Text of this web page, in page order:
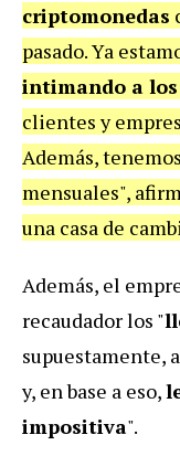
criptomonedas
pasado. Ya
intimando a los
clientes y
Además,
mensuales",
una casa de
Además, el
recaudador los "
supuestamente,
y, en base a eso,
impositiva".